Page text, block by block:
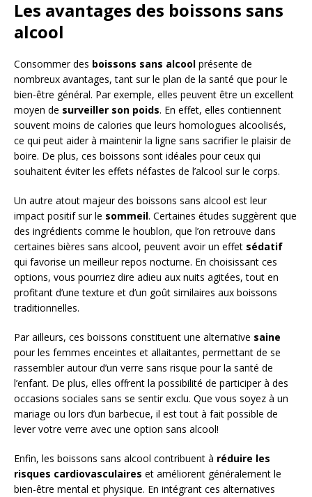
Les avantages des boissons sans
alcool
Consommer des boissons sans alcool présente de
nombreux avantages, tant sur le plan de la santé que pour le
bien-être général. Par exemple, elles peuvent être un excellent
moyen de surveiller son poids. En effet, elles contiennent
souvent moins de calories que leurs homologues alcoolisés,
ce qui peut aider à maintenir la ligne sans sacrifier le plaisir de
boire. De plus, ces boissons sont idéales pour ceux qui
souhaitent éviter les effets néfastes de l’alcool sur le corps.
Un autre atout majeur des boissons sans alcool est leur
impact positif sur le sommeil. Certaines études suggèrent que
des ingrédients comme le houblon, que l’on retrouve dans
certaines bières sans alcool, peuvent avoir un effet sédatif
qui favorise un meilleur repos nocturne. En choisissant ces
options, vous pourriez dire adieu aux nuits agitées, tout en
profitant d’une texture et d’un goût similaires aux boissons
traditionnelles.
Par ailleurs, ces boissons constituent une alternative saine
pour les femmes enceintes et allaitantes, permettant de se
rassembler autour d’un verre sans risque pour la santé de
l’enfant. De plus, elles offrent la possibilité de participer à des
occasions sociales sans se sentir exclu. Que vous soyez à un
mariage ou lors d’un barbecue, il est tout à fait possible de
lever votre verre avec une option sans alcool!
Enfin, les boissons sans alcool contribuent à réduire les
risques cardiovasculaires et améliorent généralement le
bien-être mental et physique. En intégrant ces alternatives